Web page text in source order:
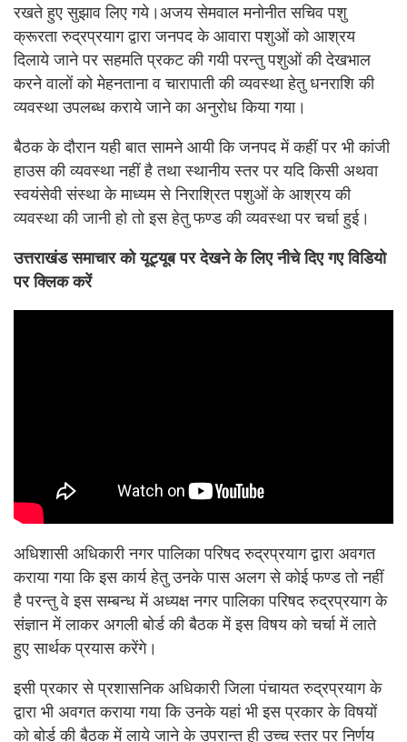
रखते हुए सुझाव लिए गये।अजय सेमवाल मनोनीत सचिव पशु
क्रूरता रुद्रप्रयाग द्वारा जनपद के आवारा पशुओं को आश्रय
दिलाये जाने पर सहमति प्रकट की गयी परन्तु पशुओं की देखभाल
करने वालों को मेहनताना व चारापाती की व्यवस्था हेतु धनराशि की
व्यवस्था उपलब्ध कराये जाने का अनुरोध किया गया।
बैठक के दौरान यही बात सामने आयी कि जनपद में कहीं पर भी कांजी
हाउस की व्यवस्था नहीं है तथा स्थानीय स्तर पर यदि किसी अथवा
स्वयंसेवी संस्था के माध्यम से निराश्रित पशुओं के आश्रय की
व्यवस्था की जानी हो तो इस हेतु फण्ड की व्यवस्था पर चर्चा हुई।
उत्तराखंड समाचार को यूट्यूब पर देखने के लिए नीचे दिए गए विडियो
पर क्लिक करें
अधिशासी अधिकारी नगर पालिका परिषद रुद्रप्रयाग द्वारा अवगत
कराया गया कि इस कार्य हेतु उनके पास अलग से कोई फण्ड तो नहीं
है परन्तु वे इस सम्बन्ध में अध्यक्ष नगर पालिका परिषद रुद्रप्रयाग के
संज्ञान में लाकर अगली बोर्ड की बैठक में इस विषय को चर्चा में लाते
हुए सार्थक प्रयास करेंगे।
इसी प्रकार से प्रशासनिक अधिकारी जिला पंचायत रुद्रप्रयाग के
द्वारा भी अवगत कराया गया कि उनके यहां भी इस प्रकार के विषयों
को बोर्ड की बैठक में लाये जाने के उपरान्त ही उच्च स्तर पर निर्णय